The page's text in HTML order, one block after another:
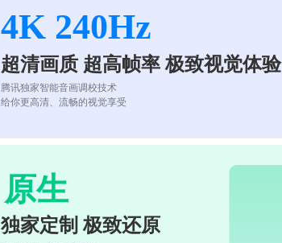
4K 240Hz
超清画质 超高帧率 极致视觉体验
腾讯独家智能音画调校技术
给你更高清、流畅的视觉享受
原生
独家定制 极致还原